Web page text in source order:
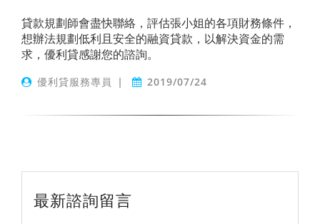
貸款規劃師會盡快聯絡，評估張小姐的各項財務條件，
想辦法規劃低利且安全的融資貸款 ，以解決資金的需
求，優利貸感謝您的諮詢。
優利貸服務專員 | 2019/07/24
最新諮詢留言